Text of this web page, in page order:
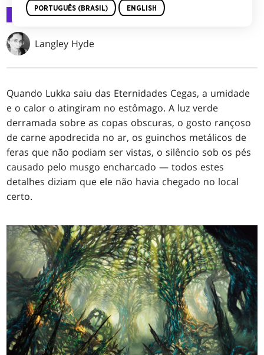
Magic: Histórias 14 jan 2023
Langley Hyde
Quando Lukka saiu das Eternidades Cegas, a umidade
e o calor o atingiram no estômago. A luz verde
derramada sobre as copas obscuras, o gosto rançoso
de carne apodrecida no ar, os guinchos metálicos de
feras que não podiam ser vistas, o silêncio sob os pés
causado pelo musgo encharcado — todos estes
detalhes diziam que ele não havia chegado no local
certo.
PORTUGUÊS (BRASIL) ENGLISH